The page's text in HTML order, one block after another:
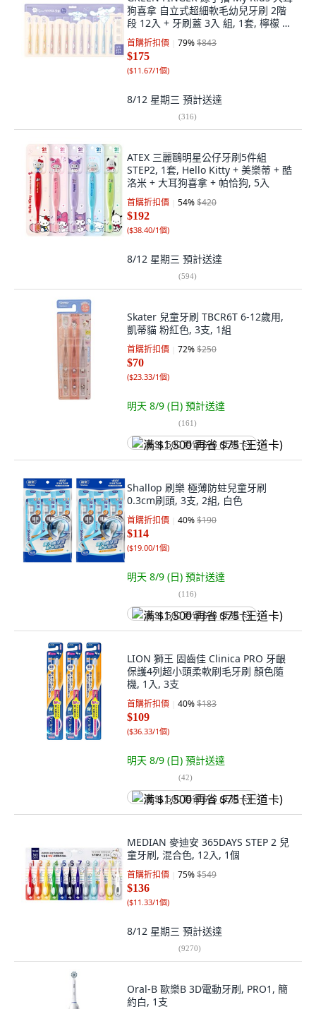
狗喜拿 自立式超細軟毛幼兒牙刷 2階
段 12入 + 牙刷蓋 3入 組, 1套, 檸檬 +
粉紅色 + 紫色 + 藍色, 15入
首購折扣價 79%$843
$175
($11.67/1個)
8/12 星期三 預計送達
(316)
ATEX 三麗鷗明星公仔牙刷5件組
STEP2, 1套, Hello Kitty + 美樂蒂 + 酷
洛米 + 大耳狗喜拿 + 帕恰狗, 5入
首購折扣價 54%$420
$192
($38.40/1個)
8/12 星期三 預計送達
(594)
Skater 兒童牙刷 TBCR6T 6-12歲用,
凱蒂貓 粉紅色, 3支, 1組
首購折扣價 72%$250
$70
($23.33/1個)
明天 8/9 (日) 預計送達
(161)
满 $1,500 再省 $75 (王道卡)
Shallop 刷樂 極薄防蛀兒童牙刷
0.3cm刷頭, 3支, 2組, 白色
首購折扣價 40%$190
$114
($19.00/1個)
明天 8/9 (日) 預計送達
(116)
满 $1,500 再省 $75 (王道卡)
LION 獅王 固齒佳 Clinica PRO 牙齦
保護4列超小頭柔軟刷毛牙刷 顏色隨
機, 1入, 3支
首購折扣價 40%$183
$109
($36.33/1個)
明天 8/9 (日) 預計送達
(42)
满 $1,500 再省 $75 (王道卡)
MEDIAN 麥迪安 365DAYS STEP 2 兒
童牙刷, 混合色, 12入, 1個
首購折扣價 75%$549
$136
($11.33/1個)
8/12 星期三 預計送達
(9270)
Oral-B 歐樂B 3D電動牙刷, PRO1, 簡
約白, 1支